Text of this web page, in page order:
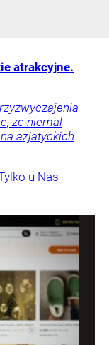
atrakcyjne.
że niemal
azjatyckich
u Nas